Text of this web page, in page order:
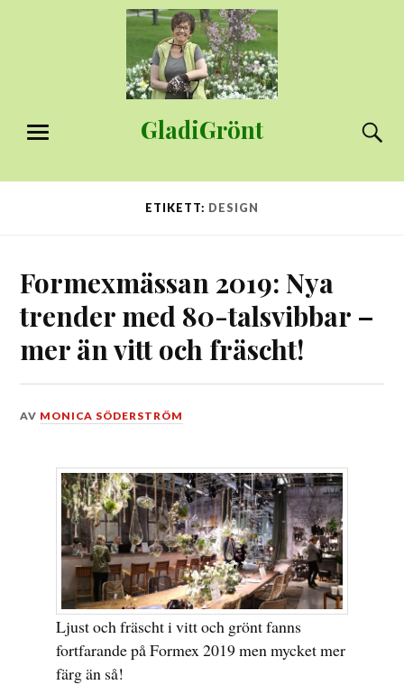
GladiGrönt
MENY
ETIKETT: DESIGN
Formexmässan 2019: Nya
trender med 80-talsvibbar –
mer än vitt och fräscht!
DEN
AV MONICA SÖDERSTRÖM
Ljust och fräscht i vitt och grönt fanns
fortfarande på Formex 2019 men mycket mer
färg än så!